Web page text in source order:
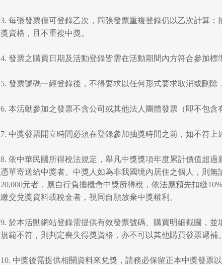
3. 每張發票僅可登錄乙次，同張發票重複登錄仍以乙次計算
獎資格，且不重複中獎。
4. 發票之購買日期及活動登錄皆需在活動期間內方符合參加標
5. 發票號碼一經登錄後，不得要求以任何形式要求取消或刪除
6. 本活動參加之發票不含公司或其他法人團體發票（即不包含
7. 中獎發票開立時間必須在登錄參加抽獎時間之前，如不符上
8. 依中華民國所得稅法規定，舉凡中獎獎項年度累計價值超
憑單寄送給中獎者。中獎人如為非我國境內居住之個人，則
20,000元者，應自行負擔機會中獎所得稅，依法應預先扣繳
繳交兌獎資料或稅金者，視同自願放棄中獎權利。
9. 於本活動網站登錄需提供有效發票號碼、購買明細截圖，
規範不符，則判定喪失得獎資格，亦不可以其他購買發票遞補。
10. 中獎後需提供相關資料來兌獎，請務必保留正本中獎發票